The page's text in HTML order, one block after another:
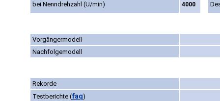
bei Nenndrehzahl (U/min) 4000
Vorgängermodell
Nachfolgemodell
Rekorde
Testberichte (faq)